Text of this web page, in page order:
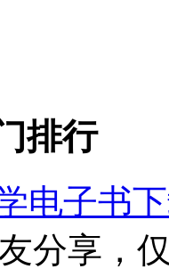
排行
电子书
分享，